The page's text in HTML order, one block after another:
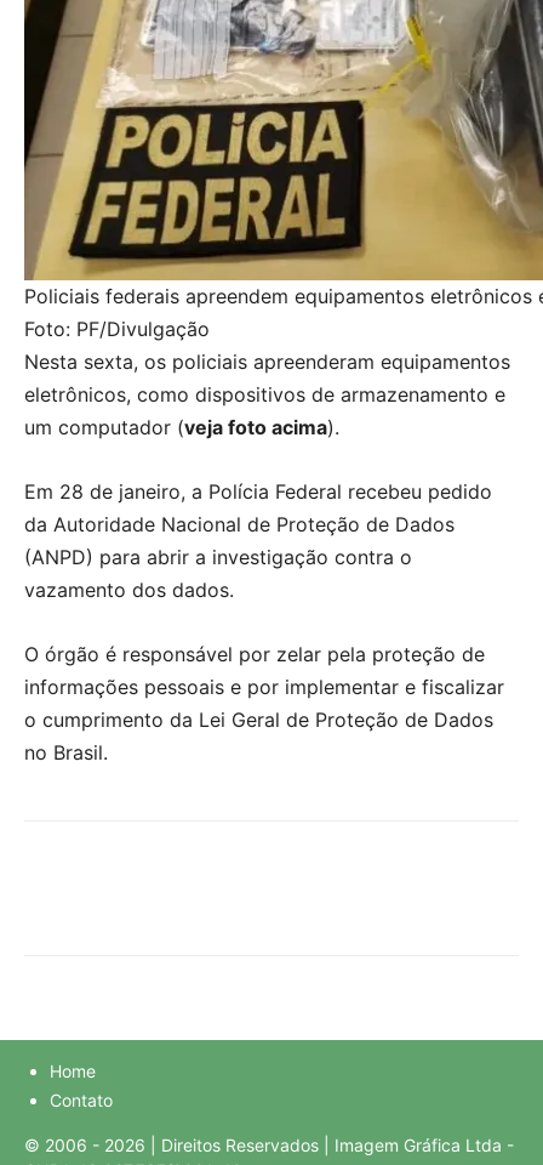
Policiais federais apreendem equipamentos
Foto: PF/Divulgação
Nesta sexta, os policiais apreenderam equipamentos
eletrônicos, como dispositivos de armazenamento e
um computador (veja foto acima).
Em 28 de janeiro, a Polícia Federal recebeu pedido
da Autoridade Nacional de Proteção de Dados
(ANPD) para abrir a investigação contra o
vazamento dos dados.
O órgão é responsável por zelar pela proteção de
informações pessoais e por implementar e fiscalizar
o cumprimento da Lei Geral de Proteção de Dados
no Brasil.
Home
Contato
© 2006 - 2026 | Direitos Reservados | Imagem Gráfica Ltda -